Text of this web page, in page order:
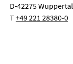
D-42275 Wuppertal
T+49 221 28380-0